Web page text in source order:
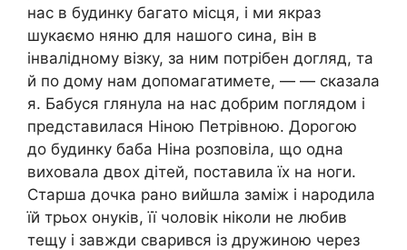
нас в будинку багато місця, і ми якраз
шукаємо няню для нашого сина, він в
інвалідному візку, за ним потрібен догляд, та
й по дому нам допомагатимете, — — сказала
я. Бабуся глянула на нас добрим поглядом і
представилася Ніною Петрівною. Дорогою
до будинку баба Ніна розповіла, що одна
виховала двох дітей, поставила їх на ноги.
Старша дочка рано вийшла заміж і народила
їй трьох онуків, її чоловік ніколи не любив
тещу і завжди сварився із дружиною через